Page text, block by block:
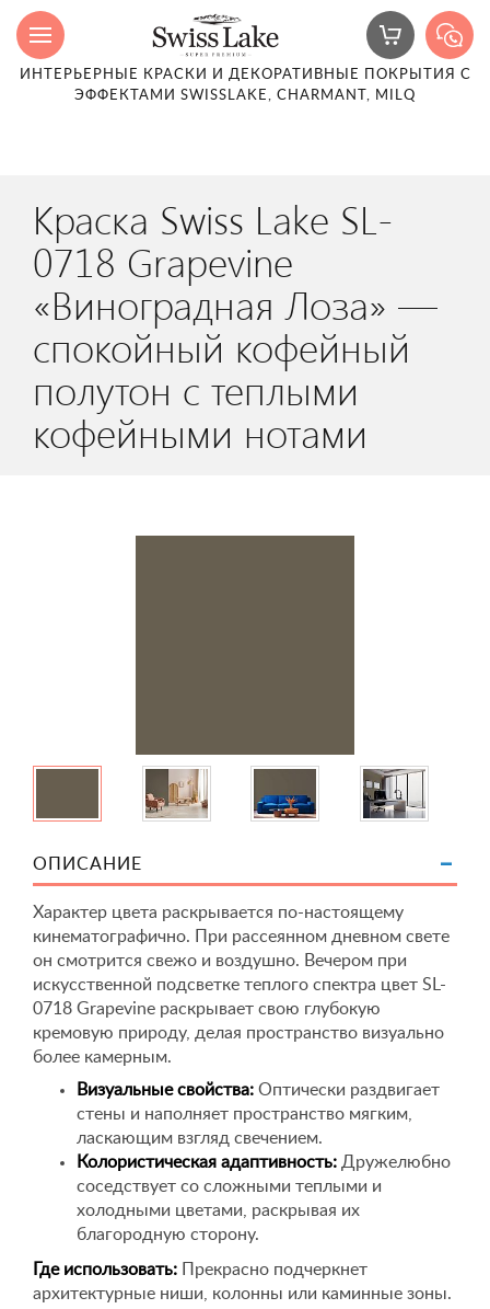
ИНТЕРЬЕРНЫЕ КРАСКИ И ДЕКОРАТИВНЫЕ ПОКРЫТИЯ С
ЭФФЕКТАМИ SWISSLAKE, CHARMANT, MILQ
Краска Swiss Lake SL-
0718 Grapevine
«Виноградная Лоза» —
спокойный кофейный
полутон с теплыми
кофейными нотами
ОПИСАНИЕ
Характер цвета раскрывается по-настоящему
кинематографично. При рассеянном дневном свете
он смотрится свежо и воздушно. Вечером при
искусственной подсветке теплого спектра цвет SL-
0718 Grapevine раскрывает свою глубокую
кремовую природу, делая пространство визуально
более камерным.
Визуальные свойства: Оптически раздвигает
стены и наполняет пространство мягким,
ласкающим взгляд свечением.
Колористическая адаптивность: Дружелюбно
соседствует со сложными теплыми и
холодными цветами, раскрывая их
благородную сторону.
Где использовать: Прекрасно подчеркнет
архитектурные ниши, колонны или каминные зоны.